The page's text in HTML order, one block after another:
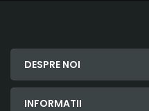
DESPRE NOI
INFORMATII